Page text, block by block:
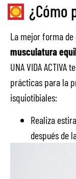
¿Cómo
La mejor forma
musculatura
UNA VIDA
prácticas para la
isquiotibiales:
Realiza
después de